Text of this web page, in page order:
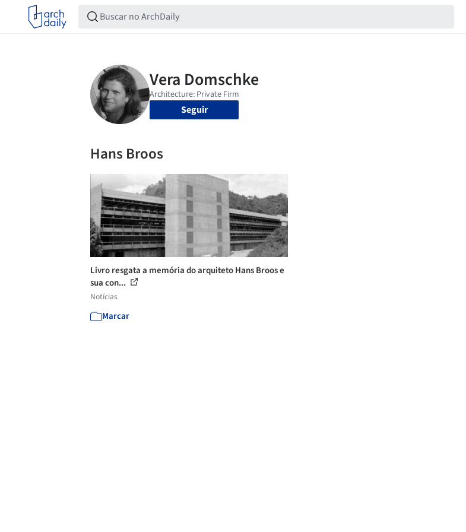
Seguir
Hans Broos
Livro resgata a memória do arquiteto Hans Broos e
sua con...
Notícias
Marcar